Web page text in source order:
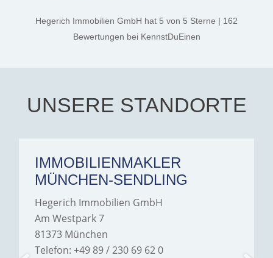
thanks, and a huge part of
the credit goes to Amelie
Jamrowâ€”she was
exceptionally professional,
Hegerich Immobilien to
anyone looking for a home.
Hegerich Immobilien GmbH hat 5 von 5 Sterne | 162
Bewertungen bei KennstDuEinen
UNSERE STANDORTE
IMMOBILIENMAKLER
MÜNCHEN-SENDLING
Hegerich Immobilien GmbH
Am Westpark 7
81373 München
Telefon: +49 89 / 230 69 62 0